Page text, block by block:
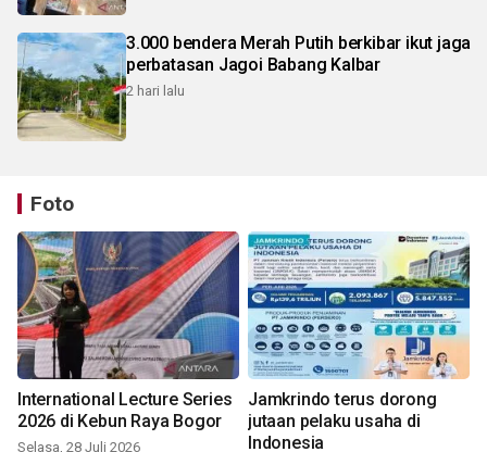
3.000 bendera Merah Putih berkibar ikut jaga
perbatasan Jagoi Babang Kalbar
2 hari lalu
Foto
International Lecture Series
2026 di Kebun Raya Bogor
Selasa, 28 Juli 2026
Jamkrindo terus dorong
jutaan pelaku usaha di
Indonesia